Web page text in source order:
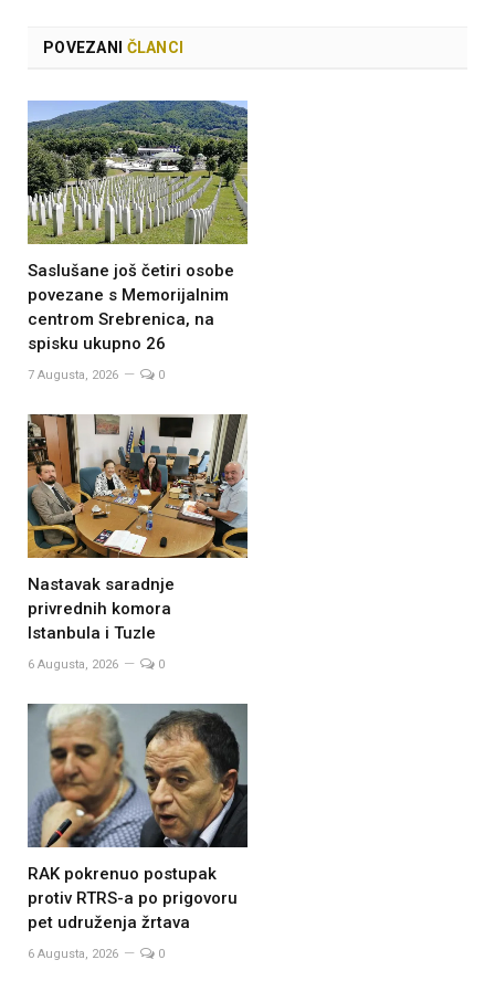
POVEZANI ČLANCI
Saslušane još četiri osobe
povezane s Memorijalnim
centrom Srebrenica, na
spisku ukupno 26
7 Augusta, 2026 0
Nastavak saradnje
privrednih komora
Istanbula i Tuzle
6 Augusta, 2026 0
RAK pokrenuo postupak
protiv RTRS-a po prigovoru
pet udruženja žrtava
6 Augusta, 2026 0